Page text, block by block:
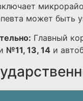
может быть
Главный
№11, 13, 14 и